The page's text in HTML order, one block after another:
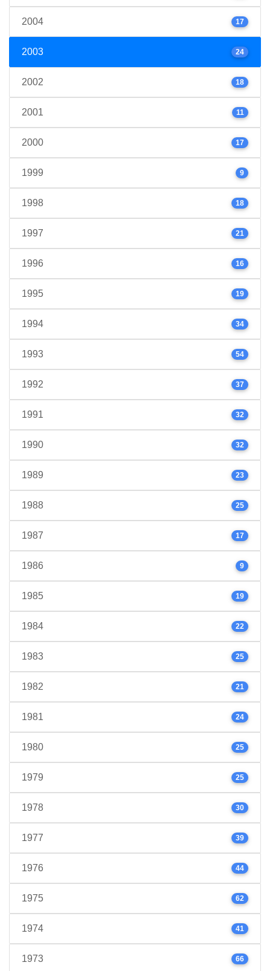
2004 17
2003 24
2002 18
2001 11
2000 17
1999 9
1998 18
1997 21
1996 16
1995 19
1994 34
1993 54
1992 37
1991 32
1990 32
1989 23
1988 25
1987 17
1986 9
1985 19
1984 22
1983 25
1982 21
1981 24
1980 25
1979 25
1978 30
1977 39
1976 44
1975 62
1974 41
1973 66